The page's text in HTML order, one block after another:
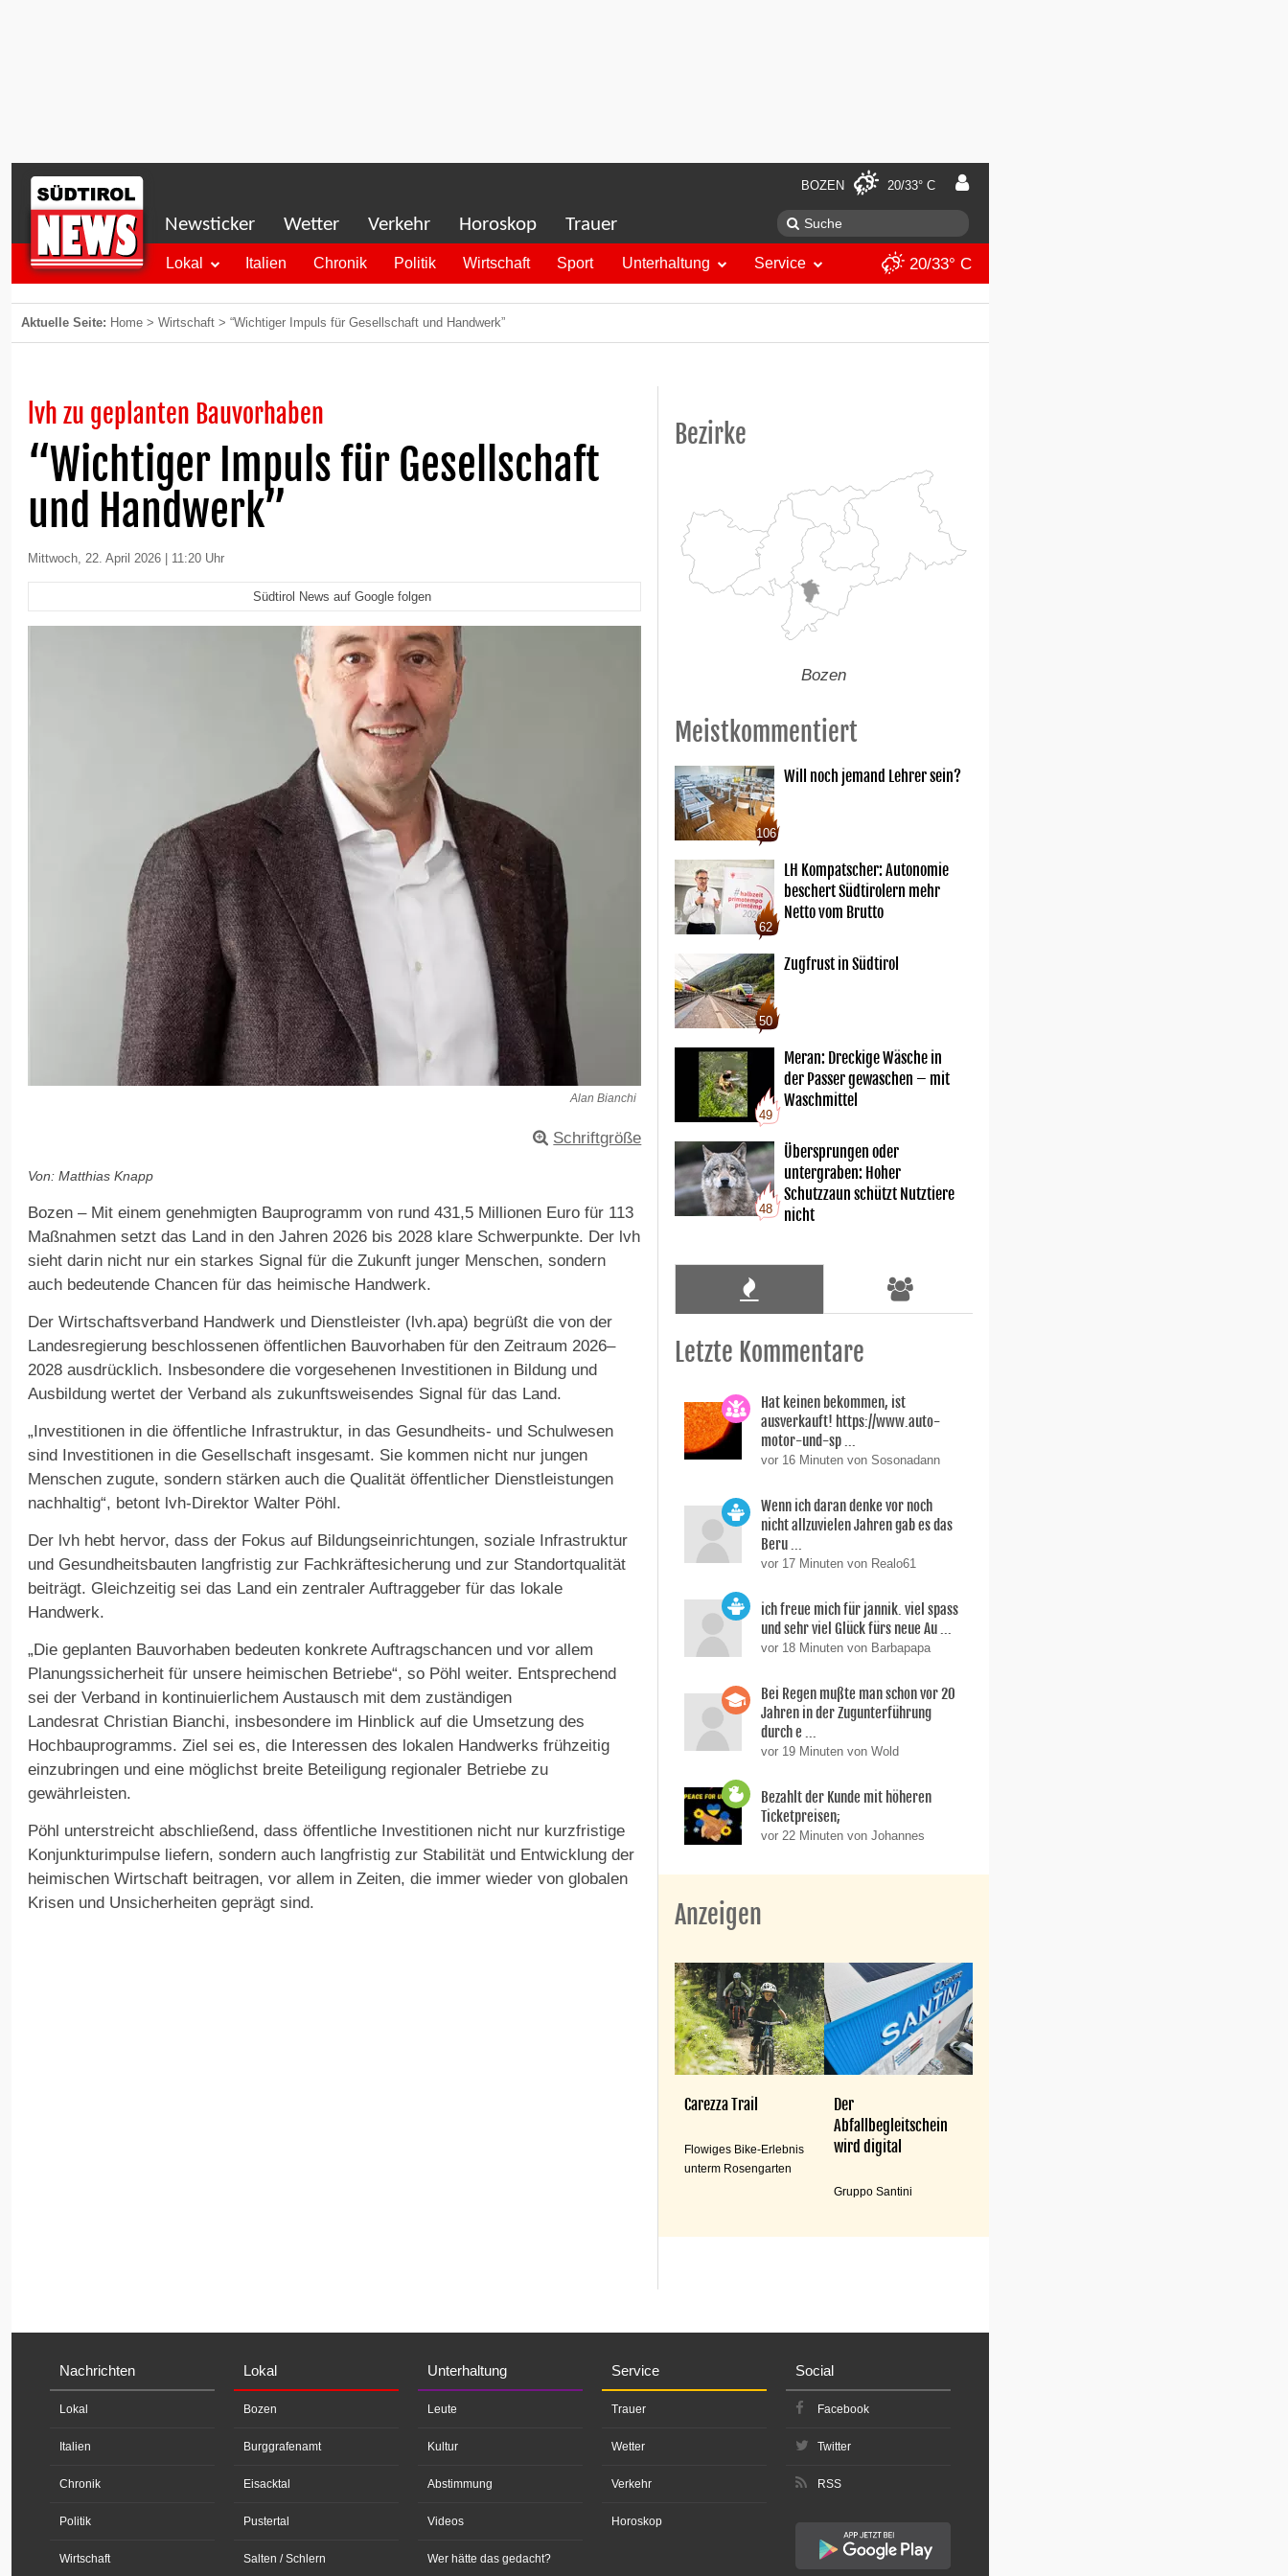
BOZEN 20/33° C
Newsticker Wetter Verkehr Horoskop Trauer
Lokal Italien Chronik Politik Wirtschaft Sport Unterhaltung Service 20/33° C
Aktuelle Seite: Home > Wirtschaft > “Wichtiger Impuls für Gesellschaft und Handwerk”
lvh zu geplanten Bauvorhaben
“Wichtiger Impuls für Gesellschaft
und Handwerk”
Mittwoch, 22. April 2026 | 11:20 Uhr
Südtirol News auf Google folgen
Alan Bianchi
Schriftgröße
Von: Matthias Knapp
Bozen – Mit einem genehmigten Bauprogramm von rund 431,5 Millionen Euro für 113
Maßnahmen setzt das Land in den Jahren 2026 bis 2028 klare Schwerpunkte. Der lvh
sieht darin nicht nur ein starkes Signal für die Zukunft junger Menschen, sondern
auch bedeutende Chancen für das heimische Handwerk.
Der Wirtschaftsverband Handwerk und Dienstleister (lvh.apa) begrüßt die von der
Landesregierung beschlossenen öffentlichen Bauvorhaben für den Zeitraum 2026–
2028 ausdrücklich. Insbesondere die vorgesehenen Investitionen in Bildung und
Ausbildung wertet der Verband als zukunftsweisendes Signal für das Land.
„Investitionen in die öffentliche Infrastruktur, in das Gesundheits- und Schulwesen
sind Investitionen in die Gesellschaft insgesamt. Sie kommen nicht nur jungen
Menschen zugute, sondern stärken auch die Qualität öffentlicher Dienstleistungen
nachhaltig“, betont lvh-Direktor Walter Pöhl.
Der lvh hebt hervor, dass der Fokus auf Bildungseinrichtungen, soziale Infrastruktur
und Gesundheitsbauten langfristig zur Fachkräftesicherung und zur Standortqualität
beiträgt. Gleichzeitig sei das Land ein zentraler Auftraggeber für das lokale
Handwerk.
„Die geplanten Bauvorhaben bedeuten konkrete Auftragschancen und vor allem
Planungssicherheit für unsere heimischen Betriebe“, so Pöhl weiter. Entsprechend
sei der Verband in kontinuierlichem Austausch mit dem zuständigen
Landesrat Christian Bianchi, insbesondere im Hinblick auf die Umsetzung des
Hochbauprogramms. Ziel sei es, die Interessen des lokalen Handwerks frühzeitig
einzubringen und eine möglichst breite Beteiligung regionaler Betriebe zu
gewährleisten.
Pöhl unterstreicht abschließend, dass öffentliche Investitionen nicht nur kurzfristige
Konjunkturimpulse liefern, sondern auch langfristig zur Stabilität und Entwicklung der
heimischen Wirtschaft beitragen, vor allem in Zeiten, die immer wieder von globalen
Krisen und Unsicherheiten geprägt sind.
Bezirke
Bozen
Meistkommentiert
106
Will noch jemand Lehrer sein?
62
LH Kompatscher: Autonomie
beschert Südtirolern mehr
Netto vom Brutto
50
Zugfrust in Südtirol
49
Meran: Dreckige Wäsche in
der Passer gewaschen – mit
Waschmittel
48
Übersprungen oder
untergraben: Hoher
Schutzzaun schützt Nutztiere
nicht
Letzte Kommentare
Hat keinen bekommen, ist
ausverkauft! https://www.auto-
motor-und-sp ...
vor 16 Minuten von Sosonadann
Wenn ich daran denke vor noch
nicht allzuvielen Jahren gab es das
Beru ...
vor 17 Minuten von Realo61
ich freue mich für jannik. viel spass
und sehr viel Glück fürs neue Au ...
vor 18 Minuten von Barbapapa
Bei Regen mußte man schon vor 20
Jahren in der Zugunterführung
durch e ...
vor 19 Minuten von Wold
Bezahlt der Kunde mit höheren
Ticketpreisen;
vor 22 Minuten von Johannes
Anzeigen
Carezza Trail
Flowiges Bike-Erlebnis
unterm Rosengarten
Der
Abfallbegleitschein
wird digital
Gruppo Santini
Nachrichten
Lokal
Italien
Chronik
Politik
Wirtschaft
Lokal
Bozen
Burggrafenamt
Eisacktal
Pustertal
Salten / Schlern
Unterhaltung
Leute
Kultur
Abstimmung
Videos
Wer hätte das gedacht?
Service
Trauer
Wetter
Verkehr
Horoskop
Social
Facebook
Twitter
RSS